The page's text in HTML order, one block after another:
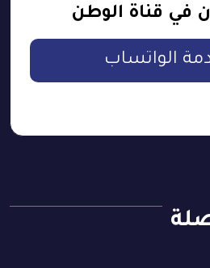
في قناة الوطن
الواتساب